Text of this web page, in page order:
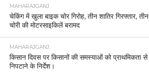
MAHARAJGANJ
चेकिंग में खुला बाइक चोर गिरोह, तीन शातिर गिरफ्तार, तीन
चोरी की मोटरसाइकिलें बरामद
MAHARAJGANJ
किसान दिवस पर किसानों की समस्याओं को प्राथमिकता से
निपटाने के निर्देश।